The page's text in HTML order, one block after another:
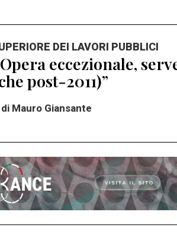
DEI LAVORI PUBBLICI
eccezionale,
post-2011)”
di Mauro Giansante